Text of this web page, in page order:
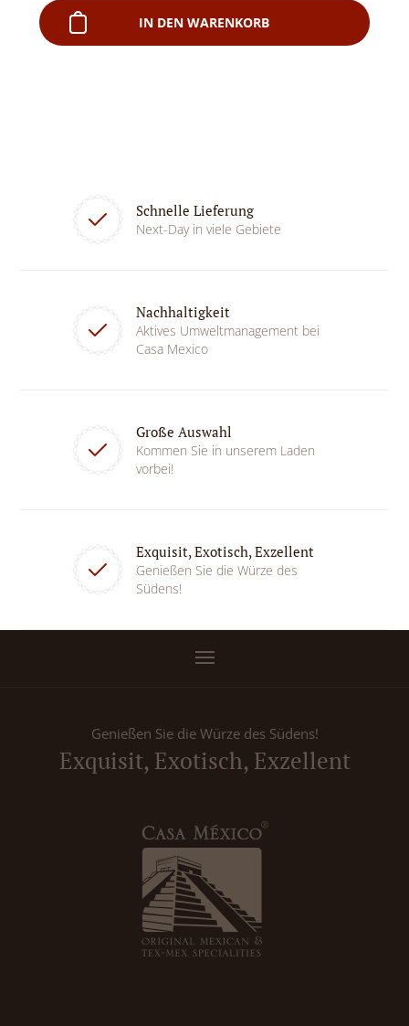
IN DEN WARENKORB
Schnelle Lieferung
Next-Day in viele Gebiete
Nachhaltigkeit
Aktives Umweltmanagement bei
Casa Mexico
Große Auswahl
Kommen Sie in unserem Laden
vorbei!
Exquisit, Exotisch, Exzellent
Genießen Sie die Würze des
Südens!
Genießen Sie die Würze des Südens!
Exquisit, Exotisch, Exzellent